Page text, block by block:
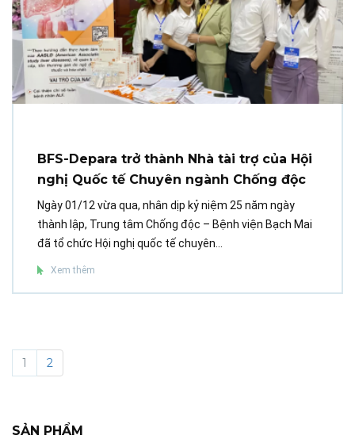
BFS-Depara trở thành Nhà tài trợ của Hội
nghị Quốc tế Chuyên ngành Chống độc
Ngày 01/12 vừa qua, nhân dịp kỷ niệm 25 năm ngày
thành lập, Trung tâm Chống độc – Bệnh viện Bạch Mai
đã tổ chức Hội nghị quốc tế chuyên...
Xem thêm
1 2
SẢN PHẨM